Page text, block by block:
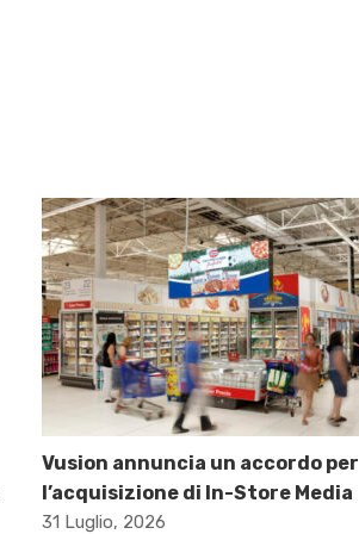
Vusion annuncia un accordo per
l’acquisizione di In-Store Media
31 Luglio, 2026